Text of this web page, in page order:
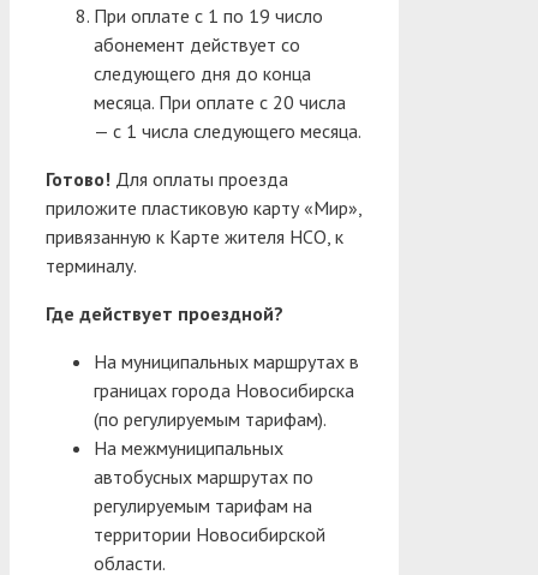
При оплате с 1 по 19 число
абонемент действует со
следующего дня до конца
месяца. При оплате с 20 числа
— с 1 числа следующего месяца.
Готово! Для оплаты проезда
приложите пластиковую карту «Мир»,
привязанную к Карте жителя НСО, к
терминалу.
Где действует проездной?
На муниципальных маршрутах в
границах города Новосибирска
(по регулируемым тарифам).
На межмуниципальных
автобусных маршрутах по
регулируемым тарифам на
территории Новосибирской
области.